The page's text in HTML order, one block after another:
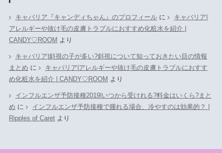
キャバリア『キャンディちゃん』のプロフィールに
キャバリア|
アレルギーや抜け毛の皮膚トラブルにおすすめ化粧水を紹介 |
CANDY♡ROOM より
キャバリア|斜視の子が多い?斜視について知っておきたい目の情報
まとめ に
キャバリア|アレルギーや抜け毛の皮膚トラブルにおすす
め化粧水を紹介 | CANDY♡ROOM より
インフルエンザ予防接種2019|いつから受けれる?料金はいくら?まと
め に
インフルエンザ予防接種で腫れる場合、冷やすのは効果的？ |
Ripples of Caretより